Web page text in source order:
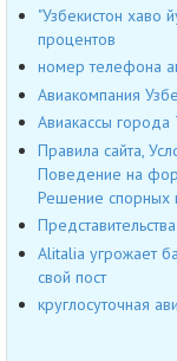
"Узбекистон хаво
процентов
номер телефона
Авиакомпания
Авиакассы города
Правила сайта,
Поведение на
Решение спорных
Alitalia угрожает
свой пост
круглосуточная